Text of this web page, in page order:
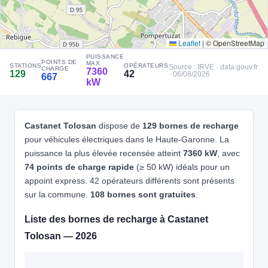
🧭 S'y rendre
4 ALLEGO
TOULOUSE SUD NORD ASF
📍 ASF Aire de Toulouse Sud Nord, A61 31450 DEYME
⚡ 300 kW CCS2 · CHAdeMO · Type 2 · EF 12 PDC
TISSEO RAMONVILLE
📍 Avenue Flora Tristan31520 RAMONVILLE SAINT AGNE
⚡ 300 kW CCS2 · CHAdeMO · Type 2 · EF 14 PDC
🅿️ Parking privé à usage public Recharge gratuite
Leaflet | © OpenStreetMap
STATIONS
129
POINTS DE
CHARGE
667
PUISSANCE
MAX
7360
kW
OPÉRATEURS
42
Source : IRVE · data.gouv.fr
· 06/08/2026
Castanet Tolosan dispose de 129 bornes de recharge
pour véhicules électriques dans le Haute-Garonne. La
puissance la plus élevée recensée atteint 7360 kW , avec
74 points de charge rapide (≥ 50 kW) idéals pour un
appoint express. 42 opérateurs différents sont présents
sur la commune. 108 bornes sont gratuites
Liste des bornes de recharge à Castanet
Tolosan — 2026